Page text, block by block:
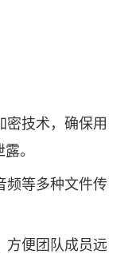
密技术，确保用
。
频等多种文件传
方便团队成员远